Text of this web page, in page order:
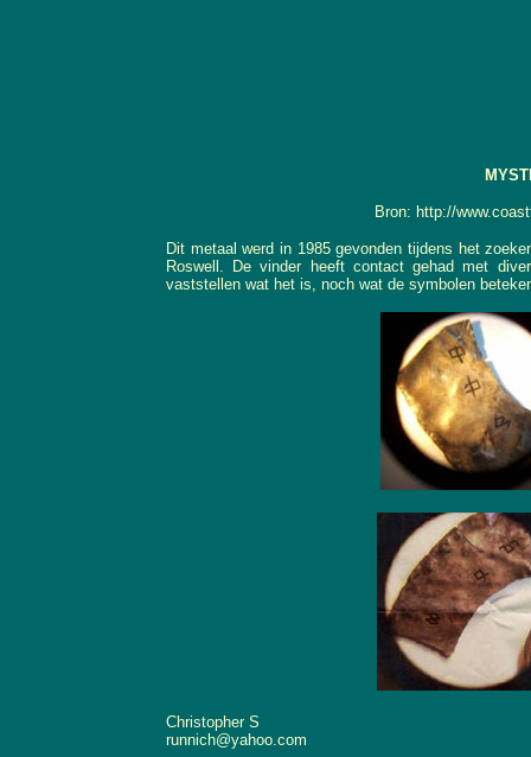
Bron: http://
Dit metaal werd in 1985 gevonden tijdens het
Roswell. De vinder heeft contact gehad met
vaststellen wat het is, noch wat de symbolen
Christopher S
runnich@yahoo.com